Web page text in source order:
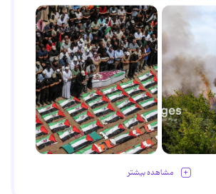
مشاهده بیشتر